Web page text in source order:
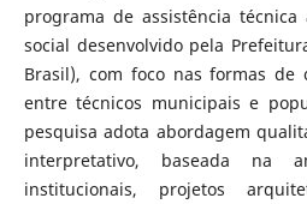
programa de assistência
social desenvolvido pela
Brasil), com foco nas formas de
entre técnicos municipais e
pesquisa adota abordagem
interpretativo, baseada na
institucionais, projetos